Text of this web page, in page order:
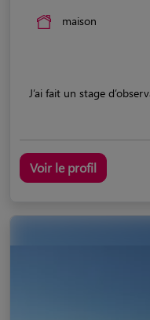
maison
J’ai fait un stage
Voir le profil